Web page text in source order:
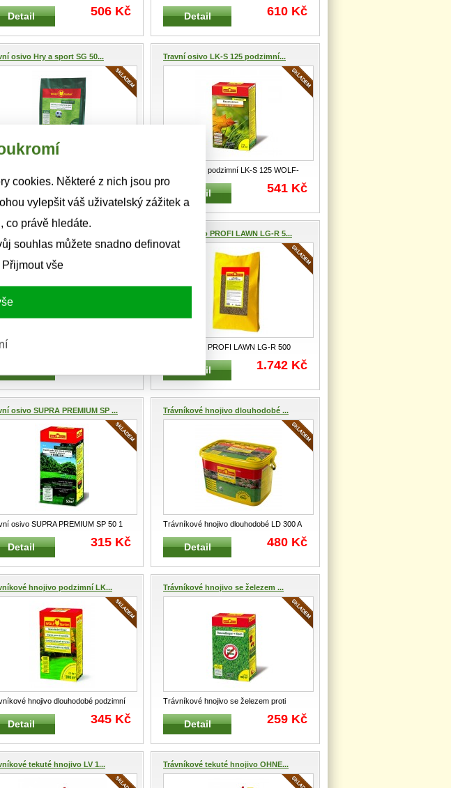
cookies. Některé z nich jsou pro
vylepšit váš uživatelský zážitek a
co právě hledáte.
souhlas můžete snadno definovat
vše
Garten 10,8 kg Zahradní orga
...
Detail 506 Kč
Speciální směs travního semene ...
Detail 610 Kč
osivo Hry a sport SG 50...
m² Speciální travní smě...
1.785 Kč
Travní osivo LK-S 125 podzimní...
Travní osivo podzimní LK-S 125 WOLF-
GARTEN 2 kg na 125 m² Spe ...
Detail 541 Kč
osivo LORETTA PROFI SJ -50
Travní osivo PROFI LAWN LG-R 5...
Travní osivo PROFI LAWN LG-R 500
WOLF-Garten 10 kg na 500 m² Speciál ...
Detail 1.742 Kč
osivo SUPRA PREMIUM SP ...
osivo SUPRA PREMIUM SP 50 1
50 m² Tradiční a velmi
...
Detail 315 Kč
Trávníkové hnojivo dlouhodobé ...
Trávníkové hnojivo dlouhodobé LD 300 A
WOLF-GARTEN 4,8 kg na 300 m² ...
Detail 480 Kč
hnojivo podzimní LK...
hnojivo dlouhodobé podzimní
100 WOLF-Garten 2,5 kg na 100 ...
Detail 345 Kč
Trávníkové hnojivo se železem ...
Trávníkové hnojivo se železem proti
mechu L-PM 100 WOLF-Garten 2,5 kg na
100...Detail 259 Kč
tekuté hnojivo LV 1... Trávníkové tekuté hnojivo OHNE...